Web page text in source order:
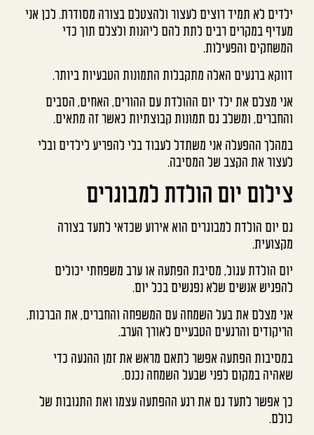
ילדים לא תמיד רוצים לעצור ולהצטלם בצורה מסודרת. לכן אני
מעדיף במקרים רבים לתת להם ליהנות ולצלם תוך כדי
המשחקים והפעילות.
דווקא ברגעים האלה מתקבלות התמונות הטבעיות ביותר.
אני מצלם את ילד יום ההולדת עם ההורים, האחים, הסבים
והחברים, ומשלב גם תמונות קבוצתיות כאשר זה מתאים.
במהלך ההפעלה אני משתדל לעבוד בלי להפריע לילדים ובלי
לעצור את הקצב של המסיבה.
צילום יום הולדת למבוגרים
גם יום הולדת למבוגרים הוא אירוע שכדאי לתעד בצורה
מקצועית.
יום הולדת עגול, מסיבת הפתעה או ערב משפחתי יכולים
להפגיש אנשים שלא נפגשים בכל יום.
אני מצלם את בעל השמחה עם המשפחה והחברים, את הברכות,
הריקודים והרגעים הטבעיים לאורך הערב.
במסיבות הפתעה אפשר לתאם מראש את זמן ההגעה כדי
שאהיה במקום לפני שבעל השמחה נכנס.
כך אפשר לתעד גם את רגע ההפתעה עצמו ואת התגובות של
כולם.